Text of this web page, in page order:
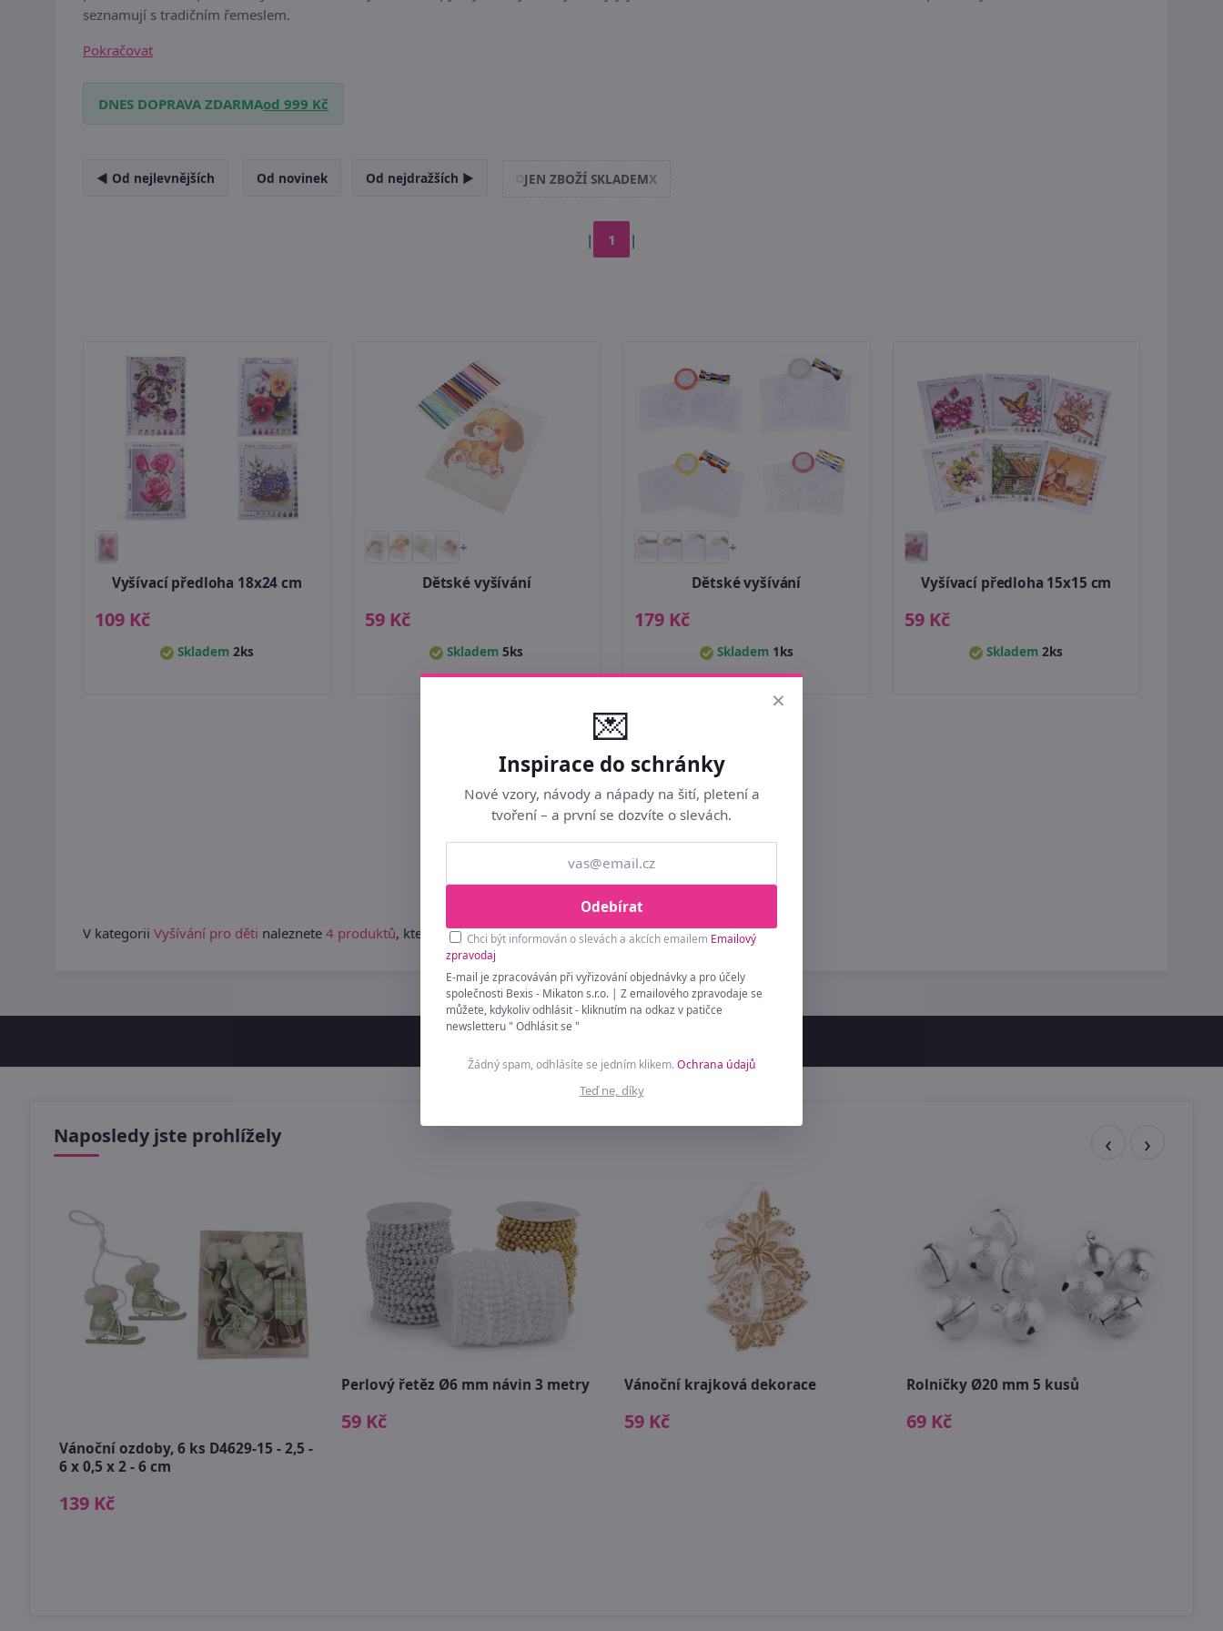
seznamují s tradičním řemeslem.
Pokračovat
DNES DOPRAVA ZDARMAod 999 Kč
◄ Od nejlevnějších Od novinek Od nejdražších ► JEN ZBOŽÍ SKLADEMX
| 1 |
Vyšívací předloha 18x24 cm
109 Kč
Skladem 2ks
+
Dětské vyšívání
59 Kč
Skladem5ks
+
Dětské vyšívání
179 Kč
Skladem 1ks
Vyšívací předloha 15x15 cm
59 Kč
Skladem2ks
Strana: | 1
V kategorii Vyšívání pro děti naleznete 4 produktů, které jsou určené k prodeji v módní sezóně 2026.
Naposledy jste prohlížely
Vánoční ozdoby, 6 ks D4629-15 - 2,5 -
6 x 0,5 x 2 - 6 cm
139 Kč
Perlový řetěz Ø6 mm návin 3 metry
59 Kč
Vánoční krajková dekorace
59 Kč
Rolničky Ø20 mm 5 kusů
69 Kč
×
💌
Inspirace do schránky
Nové vzory, návody a nápady na šití, pletení a
tvoření – a první se dozvíte o slevách.
Odebírat
Chci být informován o slevách a akcích emailem Emailový
zpravodaj
E-mail je zpracováván při vyřizování objednávky a pro účely
společnosti Bexis - Mikaton s.r.o. | Z emailového zpravodaje se
můžete, kdykoliv odhlásit - kliknutím na odkaz v patičce
newsletteru " Odhlásit se "
Žádný spam, odhlásíte se jedním klikem.Ochrana údajů
Teď ne, díky